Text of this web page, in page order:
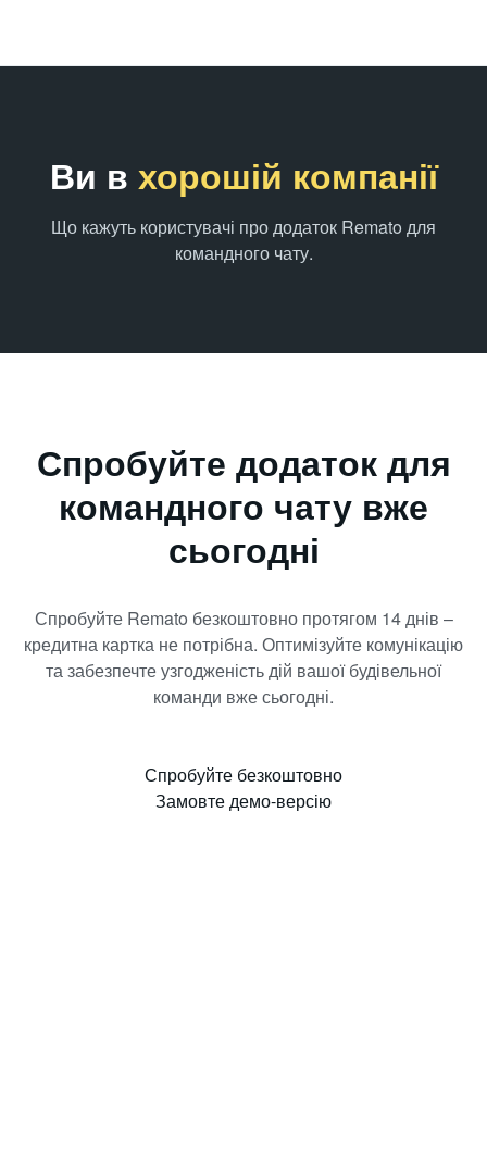
Ви в хорошій компанії
Що кажуть користувачі про додаток Remato для
командного чату.
Спробуйте додаток для
командного чату вже
сьогодні
Спробуйте Remato безкоштовно протягом 14 днів –
кредитна картка не потрібна. Оптимізуйте комунікацію
та забезпечте узгодженість дій вашої будівельної
команди вже сьогодні.
Спробуйте безкоштовно
Замовте демо-версію